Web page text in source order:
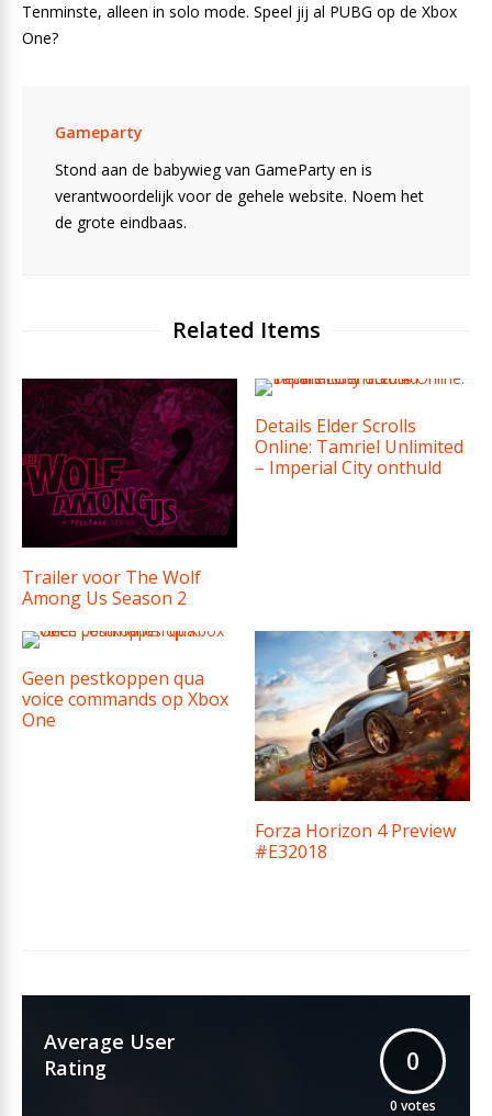
Tenminste, alleen in solo mode. Speel jij al PUBG op de Xbox
One?
Gameparty
Stond aan de babywieg van GameParty en is
verantwoordelijk voor de gehele website. Noem het
de grote eindbaas.
Related Items
Trailer voor The Wolf
Among Us Season 2
Details Elder Scrolls
Online: Tamriel Unlimited
– Imperial City onthuld
Geen pestkoppen qua
voice commands op Xbox
One
Forza Horizon 4 Preview
#E32018
Average User
Rating
0
0 votes